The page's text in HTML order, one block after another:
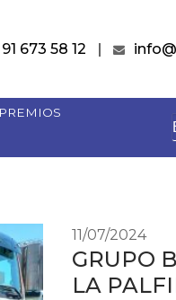
91 673 58 12
PREMIOS
11/07/2024
GRUPO
LA